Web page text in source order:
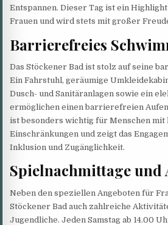
Entspannen. Dieser Tag ist ein
Frauen und wird stets mit großer
Barrierefreies
Das Stöckener Bad ist stolz auf seine
Ein Fahrstuhl, geräumige
Dusch- und Sanitäranlagen sowie ein
ermöglichen einen barrierefreien
ist besonders wichtig für Menschen
Einschränkungen und zeigt das
Inklusion und Zugänglichkeit.
Spielnachmittage und
Neben den speziellen Angeboten für
Stöckener Bad auch zahlreiche
Jugendliche. Jeden Samstag ab 14.00